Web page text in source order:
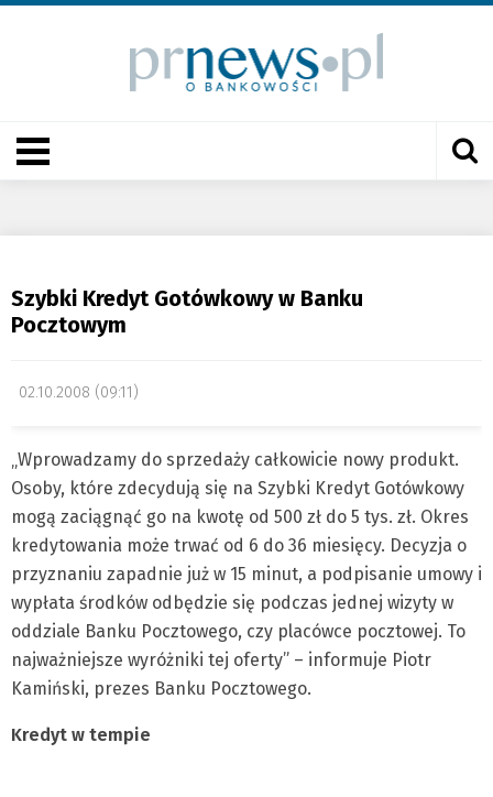
Szybki Kredyt Gotówkowy w Banku
Pocztowym
02.10.2008 (09:11)
„Wprowadzamy do sprzedaży całkowicie nowy produkt.
Osoby, które zdecydują się na Szybki Kredyt Gotówkowy
mogą zaciągnąć go na kwotę od 500 zł do 5 tys. zł. Okres
kredytowania może trwać od 6 do 36 miesięcy. Decyzja o
przyznaniu zapadnie już w 15 minut, a podpisanie umowy i
wypłata środków odbędzie się podczas jednej wizyty w
oddziale Banku Pocztowego, czy placówce pocztowej. To
najważniejsze wyróżniki tej oferty” – informuje Piotr
Kamiński, prezes Banku Pocztowego.
Kredyt w tempie